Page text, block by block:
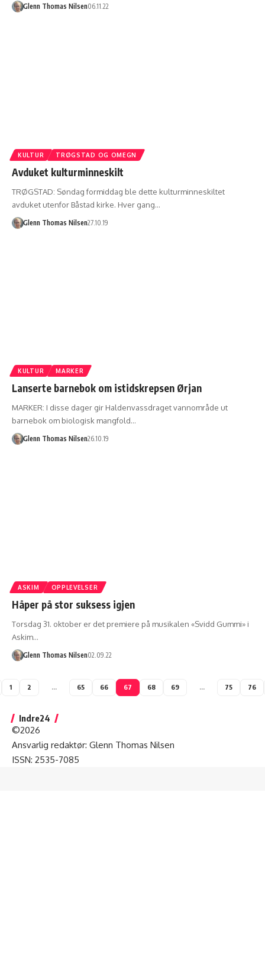
Glenn Thomas Nilsen06.11.22
KULTUR TRØGSTAD OG OMEGN
Avduket kulturminneskilt
TRØGSTAD: Søndag formiddag ble dette kulturminneskiltet
avduket utenfor Båstad kirke. Hver gang…
Glenn Thomas Nilsen27.10.19
KULTUR MARKER
Lanserte barnebok om istidskrepsen Ørjan
MARKER: I disse dager gir Haldenvassdraget vannområde ut
barnebok om biologisk mangfold…
Glenn Thomas Nilsen26.10.19
ASKIM OPPLEVELSER
Håper på stor suksess igjen
Torsdag 31. oktober er det premiere på musikalen «Svidd Gummi» i
Askim…
Glenn Thomas Nilsen02.09.22
1 2 … 65 66 67 68 69 … 75 76
Indre24
©2026
Ansvarlig redaktør: Glenn Thomas Nilsen
ISSN: 2535-7085